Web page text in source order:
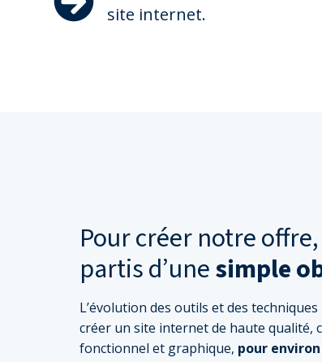
site internet.
Pour créer notre
partis d’unesimple
L’évolution des outils et des
créer un site internet de haute qualité,
fonctionnel et graphique, pour environ